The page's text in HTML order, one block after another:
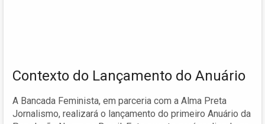
Contexto do Lançamento do Anuário
A Bancada Feminista, em parceria com a Alma Preta
Jornalismo, realizará o lançamento do primeiro Anuário da